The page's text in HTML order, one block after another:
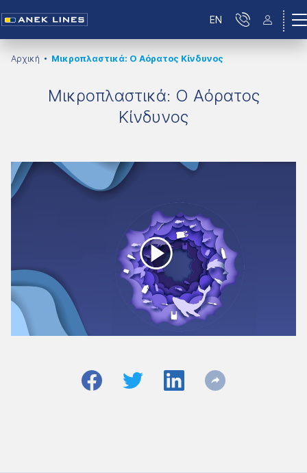
EN
Αρχική Μικροπλαστικά: Ο Αόρατος Κίνδυνος
Μικροπλαστικά: Ο Αόρατος
Κίνδυνος